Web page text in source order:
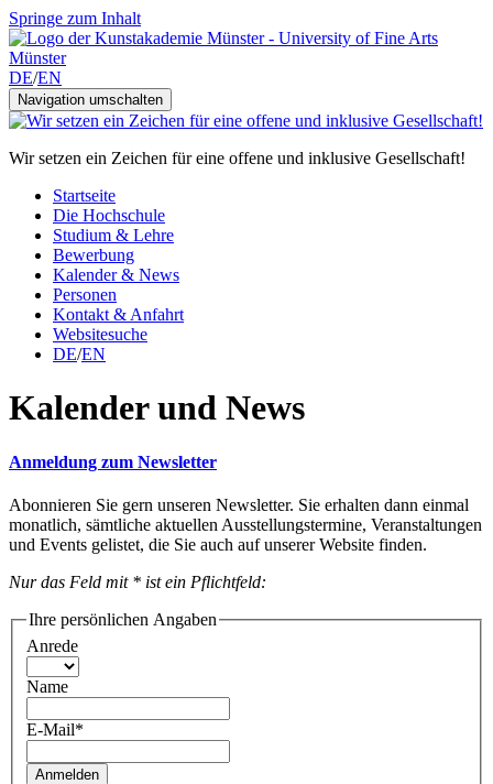
Springe zum Inhalt
DE/EN
Navigation umschalten
Wir setzen ein Zeichen für eine offene und inklusive Gesellschaft!
Startseite
Die Hochschule
Studium & Lehre
Bewerbung
Kalender & News
Personen
Kontakt & Anfahrt
Websitesuche
DE/EN
Kalender und News
Anmeldung zum Newsletter
Abonnieren Sie gern unseren Newsletter. Sie erhalten dann einmal
monatlich, sämtliche aktuellen Ausstellungstermine, Veranstaltungen
und Events gelistet, die Sie auch auf unserer Website finden.
Nur das Feld mit * ist ein Pflichtfeld:
Ihre persönlichen Angaben
Anrede
Name
E-Mail*
Anmelden